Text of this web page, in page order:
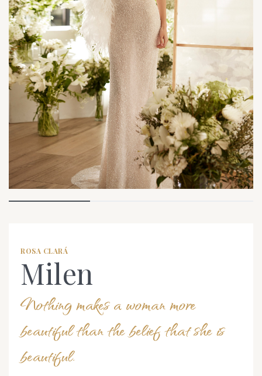
Milen
Nothing makes a woman more
beautiful than the belief that she is
beautiful.
ROSA CLARÁ